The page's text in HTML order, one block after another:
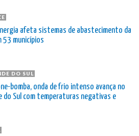
afeta sistemas de abastecimento da
53 municípios
DO SUL
bomba, onda de frio intenso avança no
do Sul com temperaturas negativas e